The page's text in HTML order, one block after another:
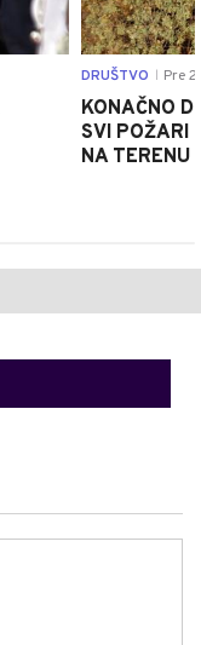
DRUŠTVO Pre
KONAČNO
SVI POŽARI
NA TERENU